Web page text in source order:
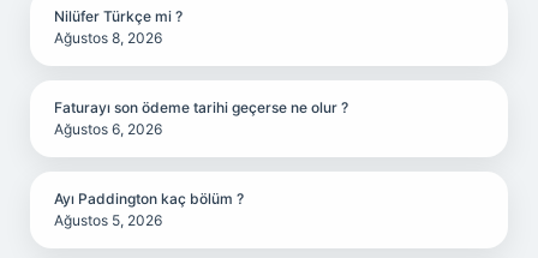
Nilüfer Türkçe mi ?
Ağustos 8, 2026
Faturayı son ödeme tarihi geçerse ne olur ?
Ağustos 6, 2026
Ayı Paddington kaç bölüm ?
Ağustos 5, 2026